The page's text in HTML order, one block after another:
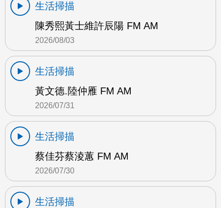
生活掃描
陳秀熙黃士維許辰陽 FM AM
2026/08/03
生活掃描
黃文德.陸仲雁 FM AM
2026/07/31
生活掃描
蔡佳芬蔡淩蕙 FM AM
2026/07/30
生活掃描